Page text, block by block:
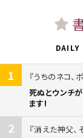
DAILY
1
うちのネコ、
死ぬとウンチ
ます!
2
消えた神父、